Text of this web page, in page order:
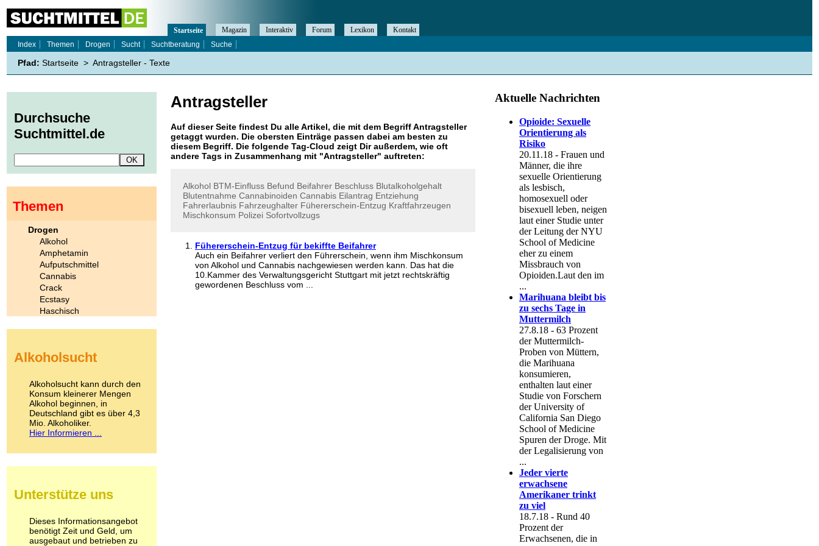
Antragsteller
Auf dieser Seite findest Du alle Artikel, die mit dem BegriffAntragsteller
getaggt wurden. Die obersten Einträge passen dabei am besten zu
diesem Begriff. Die folgende Tag-Cloud zeigt Dir außerdem, wie oft
andere Tags in Zusammenhang mit "Antragsteller" auftreten:
Alkohol BTM-Einfluss Befund Beifahrer Beschluss Blutalkoholgehalt
Blutentnahme Cannabinoiden Cannabis Eilantrag Entziehung
Fahrerlaubnis Fahrzeughalter Fühererschein-Entzug Kraftfahrzeugen
Mischkonsum Polizei Sofortvollzugs
Fühererschein-Entzug für bekiffte Beifahrer
Auch ein Beifahrer verliert den Führerschein, wenn ihm Mischkonsum
von Alkohol und Cannabis nachgewiesen werden kann. Das hat die
10.Kammer des Verwaltungsgericht Stuttgart mit jetzt rechtskräftig
gewordenen Beschluss vom ...
Startseite Magazin Interaktiv Forum Lexikon
Kontakt
Index
Themen Drogen Sucht Suchtberatung Suche
Pfad: Startseite > Antragsteller - Texte
Durchsuche
Suchtmittel.de
Themen
Drogen
Alkohol
Amphetamin
Aufputschmittel
Cannabis
Crack
Ecstasy
Haschisch
Kokain
LSD
Marihuana
Medikamente
Meskalin
Metamphetamin
Methadon
Pilze
Psychopharmaka
Schlafmittel
Schmerzmittel
Alkoholsucht
Alkoholsucht kann durch den
Konsum kleinerer Mengen
Alkohol beginnen, in
Deutschland gibt es über 4,3
Mio. Alkoholiker.
Hier Informieren ...
Unterstütze uns
Dieses Informationsangebot
benötigt Zeit und Geld, um
ausgebaut und betrieben zu